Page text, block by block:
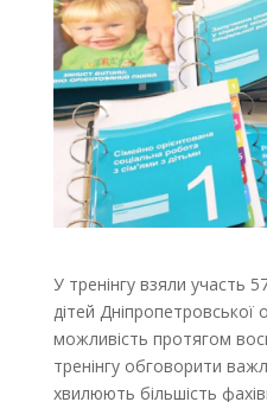
У тренінгу взяли участь
дітей Дніпропетровської
можливість протягом
тренінгу обговорити
хвилюють більшість